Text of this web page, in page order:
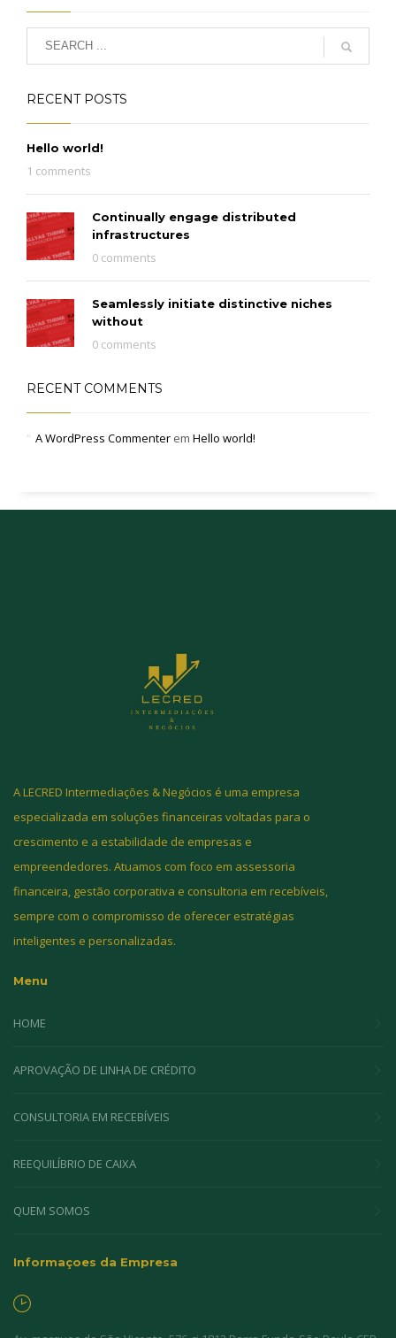
RECENT POSTS
Hello world!
1 comments
Continually engage distributed
infrastructures
0 comments
Seamlessly initiate distinctive niches
without
0 comments
RECENT COMMENTS
A WordPress Commenter em Hello world!
A LECRED Intermediações & Negócios é uma empresa
especializada em soluções financeiras voltadas para o
crescimento e a estabilidade de empresas e
empreendedores. Atuamos com foco em assessoria
financeira, gestão corporativa e consultoria em recebíveis,
sempre com o compromisso de oferecer estratégias
inteligentes e personalizadas.
Menu
HOME
APROVAÇÃO DE LINHA DE CRÉDITO
CONSULTORIA EM RECEBÍVEIS
REEQUILÍBRIO DE CAIXA
QUEM SOMOS
Informaçoes da Empresa